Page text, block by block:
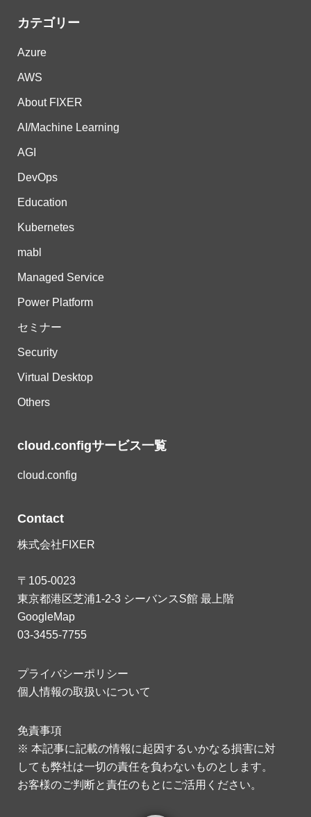
カテゴリー
Azure
AWS
About FIXER
AI/Machine Learning
AGI
DevOps
Education
Kubernetes
mabl
Managed Service
Power Platform
セミナー
Security
Virtual Desktop
Others
cloud.configサービス一覧
cloud.config
Contact
株式会社FIXER
〒105-0023
東京都港区芝浦1-2-3 シーバンスS館 最上階
GoogleMap
03-3455-7755
プライバシーポリシー
個人情報の取扱いについて
免責事項
※ 本記事に記載の情報に起因するいかなる損害に対
しても弊社は一切の責任を負わないものとします。
お客様のご判断と責任のもとにご活用ください。